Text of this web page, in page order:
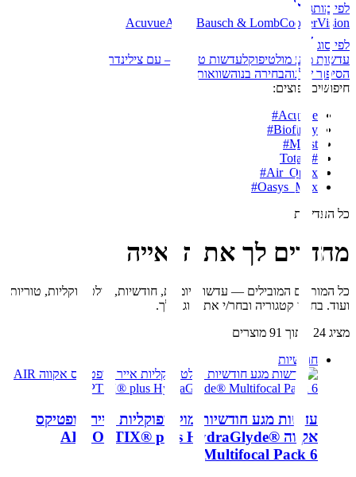
לפי מותג
AcuvueAlcon Bausch & LombCooperVision
לפי סוג
עדשות מגע מולטיפוקלעדשות טוריות – עם צילינדר
הסיפור שלנוהבחירה בנוהשוואות
חיפושים נפוצים:
Acuvue
#
Biofinity
#
Moist
#
Total1 #
Air_Optix
#
Oasys_Max
#
כל העדשות
מחדדים לך את הראייה
כל המותגים המובילים — עדשות יומיות, חודשיות, מולטיפוקליות, טוריות
ועוד. בחר/י קטגוריה ובחר/י את הזוג שלך.
מציג 24 מתוך 91 מוצרים
חודשיות
עדשות מגע חודשיות מולטיפוקליות אייר אופטיקס
אקווה AIR OPTIX® plus HydraGlyde®
Multifocal Pack 6